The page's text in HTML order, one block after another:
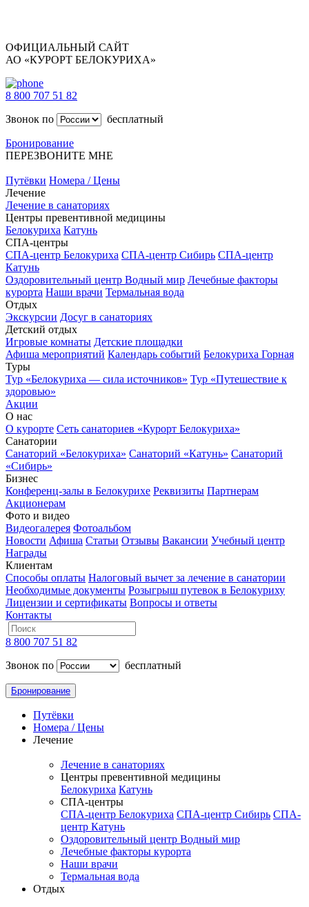
ОФИЦИАЛЬНЫЙ САЙТ
АО «КУРОРТ БЕЛОКУРИХА»
8 800 707 51 82
Звонок по
бесплатный
Бронирование
ПЕРЕЗВОНИТЕ МНЕ
Путёвки Номера / Цены
Лечение
Лечение в санаториях
Центры превентивной медицины
Белокуриха Катунь
СПА-центры
СПА-центр Белокуриха СПА-центр Сибирь СПА-центр
Катунь
Оздоровительный центр Водный мир Лечебные факторы
курорта Наши врачи Термальная вода
Отдых
Экскурсии Досуг в санаториях
Детский отдых
Игровые комнаты Детские площадки
Афиша мероприятий Календарь событий Белокуриха Горная
Туры
Тур «Белокуриха — сила источников» Тур «Путешествие к
здоровью»
Акции
О нас
О курорте Сеть санаториев «Курорт Белокуриха»
Санатории
Санаторий «Белокуриха» Санаторий «Катунь» Санаторий
«Сибирь»
Бизнес
Конференц-залы в Белокурихе Реквизиты Партнерам
Акционерам
Фото и видео
Видеогалерея Фотоальбом
Новости Афиша Статьи Отзывы Вакансии Учебный центр
Награды
Клиентам
Способы оплаты Налоговый вычет за лечение в санатории
Необходимые документы Розыгрыш путевок в Белокуриху
Лицензии и сертификаты Вопросы и ответы
Контакты
8 800 707 51 82
Звонок по
бесплатный
Бронирование
Путёвки
Номера / Цены
Лечение
Лечение в санаториях
Центры превентивной медицины
Белокуриха Катунь
СПА-центры
СПА-центр Белокуриха СПА-центр Сибирь СПА-
центр Катунь
Оздоровительный центр Водный мир
Лечебные факторы курорта
Наши врачи
Термальная вода
Отдых